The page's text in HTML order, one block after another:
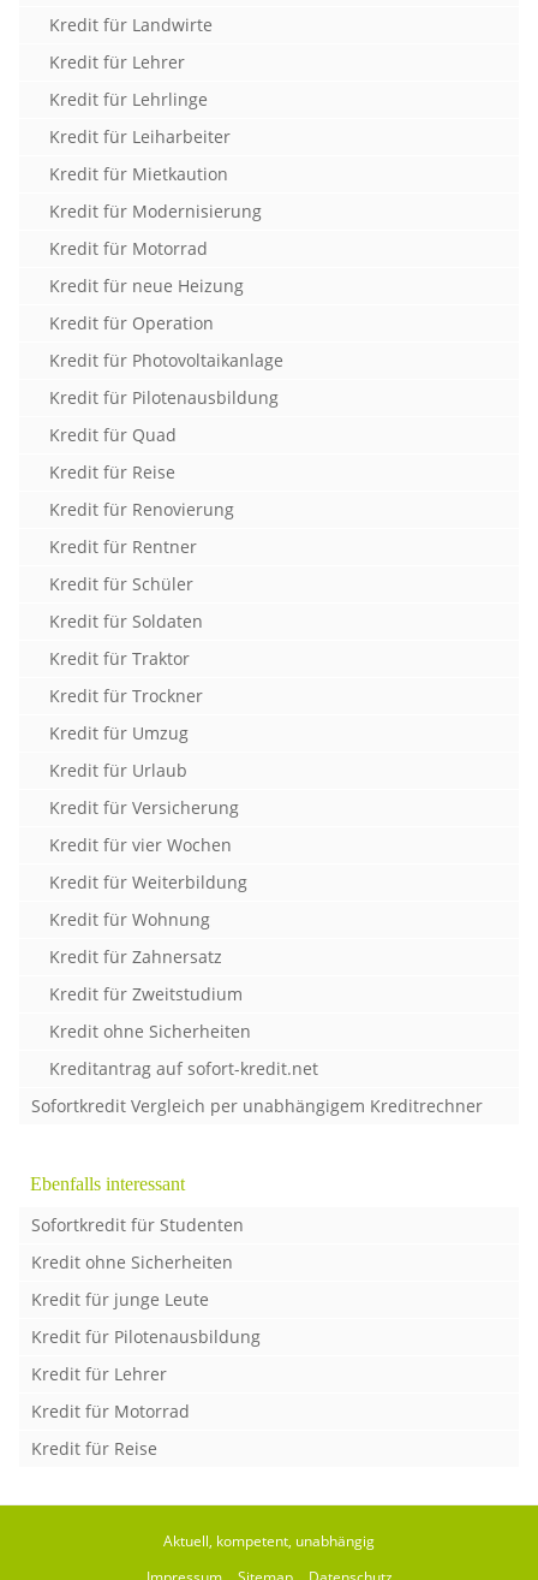
Kredit für Landwirte
Kredit für Lehrer
Kredit für Lehrlinge
Kredit für Leiharbeiter
Kredit für Mietkaution
Kredit für Modernisierung
Kredit für Motorrad
Kredit für neue Heizung
Kredit für Operation
Kredit für Photovoltaikanlage
Kredit für Pilotenausbildung
Kredit für Quad
Kredit für Reise
Kredit für Renovierung
Kredit für Rentner
Kredit für Schüler
Kredit für Soldaten
Kredit für Traktor
Kredit für Trockner
Kredit für Umzug
Kredit für Urlaub
Kredit für Versicherung
Kredit für vier Wochen
Kredit für Weiterbildung
Kredit für Wohnung
Kredit für Zahnersatz
Kredit für Zweitstudium
Kredit ohne Sicherheiten
Kreditantrag auf sofort-kredit.net
Sofortkredit Vergleich per unabhängigem Kreditrechner
Ebenfalls interessant
Sofortkredit für Studenten
Kredit ohne Sicherheiten
Kredit für junge Leute
Kredit für Pilotenausbildung
Kredit für Lehrer
Kredit für Motorrad
Kredit für Reise
Aktuell, kompetent, unabhängig